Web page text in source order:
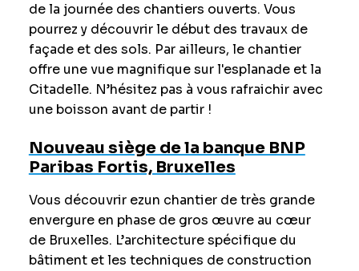
de la journée des chantiers ouverts. Vous
pourrez y découvrir le début des travaux de
façade et des sols. Par ailleurs, le chantier
offre une vue magnifique sur l'esplanade et la
Citadelle. N’hésitez pas à vous rafraichir avec
une boisson avant de partir !
Nouveau siège de la banque BNP
Paribas Fortis, Bruxelles
Vous découvrir ezun chantier de très grande
envergure en phase de gros œuvre au cœur
de Bruxelles. L’architecture spécifique du
bâtiment et les techniques de construction